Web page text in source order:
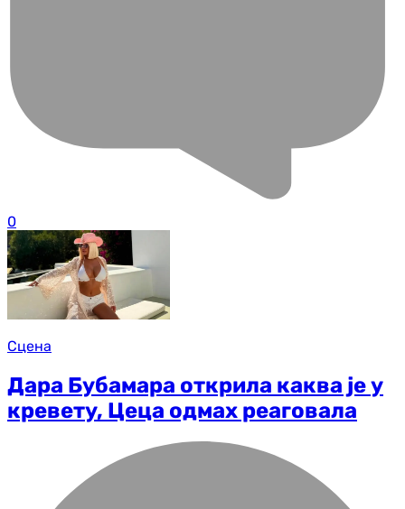
0
Сцена
Дара Бубамара открила каква је у
кревету, Цеца одмах реаговала